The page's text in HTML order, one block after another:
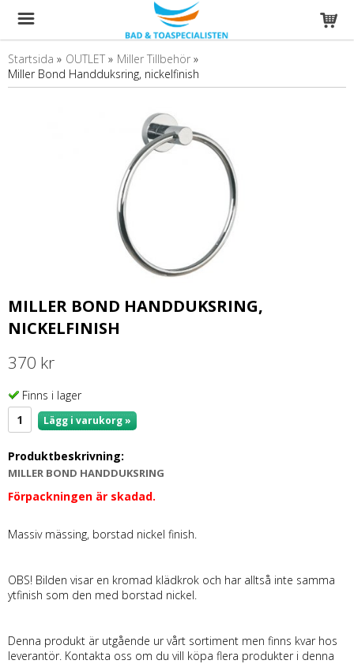
Startsida » OUTLET » Miller Tillbehör »
Miller Bond Handduksring, nickelfinish
MILLER BOND HANDDUKSRING,
NICKELFINISH
370 kr
Finns i lager
Lägg i varukorg »
Produktbeskrivning:
MILLER BOND HANDDUKSRING
Förpackningen är skadad.
Massiv mässing, borstad nickel finish.
OBS! Bilden visar en kromad klädkrok och har alltså inte samma
ytfinish som den med borstad nickel.
Denna produkt är utgående ur vårt sortiment men finns kvar hos
leverantör. Kontakta oss om du vill köpa flera produkter i denna